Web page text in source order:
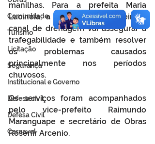
Comunidade
Turismo
Licitação
Segurança
Institucional e Governo
Defesa cívil
Defesa Civil
Carnaval
manilhas. Para a prefeita Maria
Lucinéia, a construção de bueiro e
canal de drenagem vai assegurar a
trafegabilidade e também resolver
os problemas causados
principalmente nos períodos
chuvosos.
Os serviços foram acompanhados
pelo vice-prefeito Raimundo
Maranguape e secretário de Obras
Rosenir Arcenio.